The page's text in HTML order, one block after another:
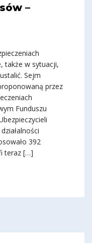
–
także w sytuacji,
Sejm
przez
Funduszu
392
teraz […]